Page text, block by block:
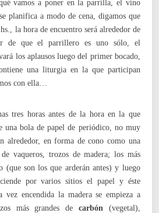
vamos a poner en la parrilla, el vino
planifica a modo de cena, digamos que
la hora de encuentro será alrededor de
de que el parrillero es uno sólo, el
los aplausos luego del primer bocado,
una liturgia en la que participan
con ella…
tres horas antes de la hora en la que
una bola de papel de periódico, no muy
alrededor, en forma de cono como una
vaqueros, trozos de madera; los más
(que son los que arderán antes) y luego
por varios sitios el papel y éste
vez encendida la madera se empieza a
más grandes de carbón(vegetal),